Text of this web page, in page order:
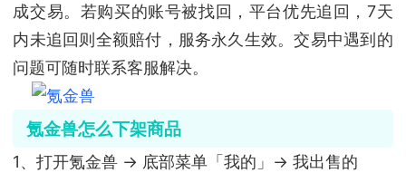
成交易。若购买的账号被找回，平台优先追回，7天
内未追回则全额赔付，服务永久生效。交易中遇到的
问题可随时联系客服解决。
氪金兽怎么下架商品
1、打开氪金兽 → 底部菜单「我的」→ 我出售的